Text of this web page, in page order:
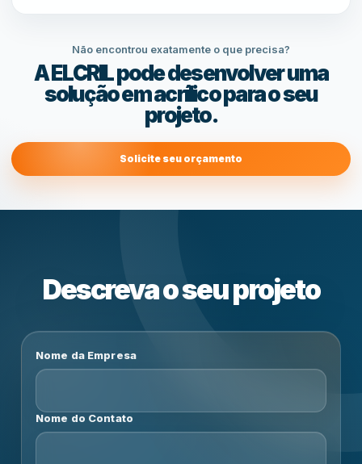
Não encontrou exatamente o que precisa?
A ELCRIL pode desenvolver uma
solução em acrílico para o seu
projeto.
Solicite seu orçamento
Descreva o seu projeto
Nome da Empresa
Nome do Contato